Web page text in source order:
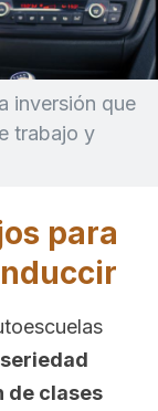
inversión que
trabajo y
para
de clases